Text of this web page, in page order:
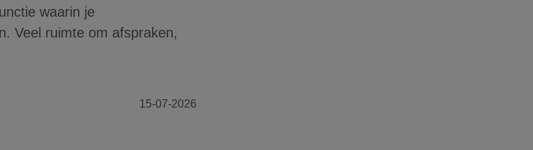
waarin je
Veel ruimte om afspraken,
15-07-2026